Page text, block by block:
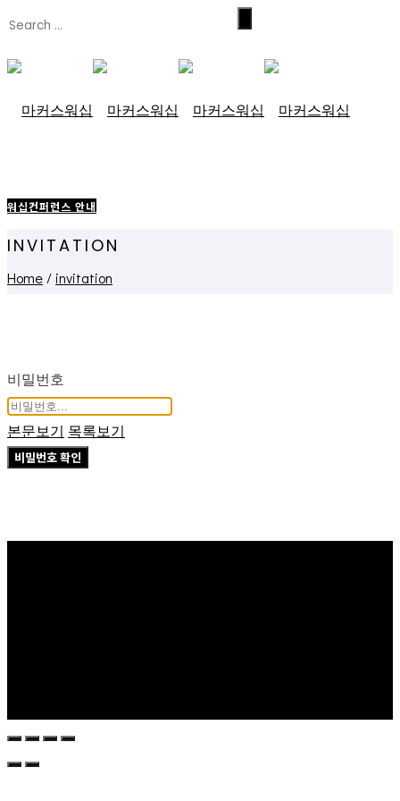
워십컨퍼런스 안내
INVITATION
Home / invitation
비밀번호
본문보기 목록보기
비밀번호 확인